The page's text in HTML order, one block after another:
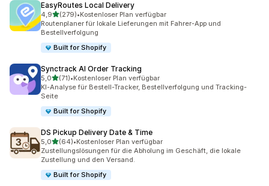
EasyRoutes Local Delivery
4,9von 5 Sternen
(279)
279 Rezensionen insgesamt
•Kostenloser Plan verfügbar
Routenplaner für lokale Lieferungen mit Fahrer-App und
Bestellverfolgung
Built for Shopify
Synctrack AI Order Tracking
5,0von 5 Sternen
(71)
71 Rezensionen insgesamt
•Kostenloser Plan verfügbar
KI-Analyse für Bestell-Tracker, Bestellverfolgung und Tracking-
Seite
Built for Shopify
DS Pickup Delivery Date & Time
5,0von 5 Sternen
(64)
64 Rezensionen insgesamt
•Kostenloser Plan verfügbar
Zustellungslösungen für die Abholung im Geschäft, die lokale
Zustellung und den Versand.
Built for Shopify